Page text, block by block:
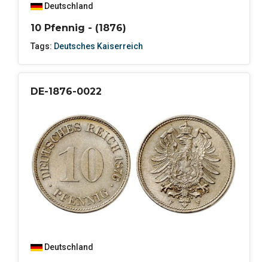
Deutschland
10 Pfennig - (1876)
Tags: Deutsches Kaiserreich
DE-1876-0022
Deutschland